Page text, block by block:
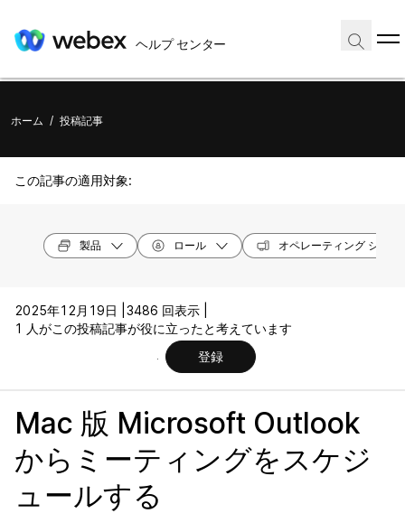
ヘルプ センター
ホーム / 投稿記事
この記事の適用対象:
製品 ロール オペレーティング システ
2025年12月19日 | 3486 回表示 |
1 人がこの投稿記事が役に立ったと考えています
登録
Mac 版 Microsoft Outlook
からミーティングをスケジ
ュールする